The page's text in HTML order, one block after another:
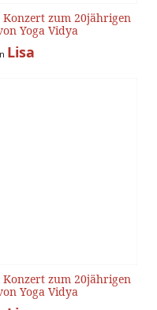
zum 20jährigen
Yoga Vidya
Lisa
zum 20jährigen
Yoga Vidya